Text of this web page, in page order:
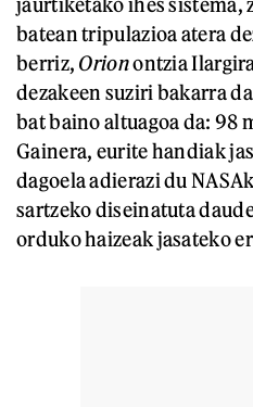
batean tripulazioa atera
berriz, Orionontzia
dezakeen suziri bakarra
bat baino altuagoa da: 98
Gainera, eurite handiak
dagoela adierazi du
sartzeko diseinatuta
orduko haizeak jasateko